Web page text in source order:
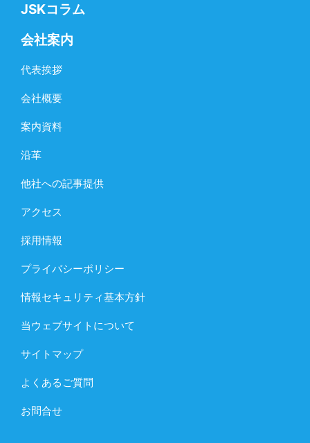
JSKコラム
会社案内
代表挨拶
会社概要
案内資料
沿革
他社への記事提供
アクセス
採用情報
プライバシーポリシー
情報セキュリティ基本方針
当ウェブサイトについて
サイトマップ
よくあるご質問
お問合せ